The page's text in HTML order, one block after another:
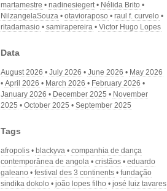
martamestre
nadinesiegert
Nélida Brito
NilzangelaSouza
otavioraposo
raul f. curvelo
ritadamasio
samirapereira Victor Hugo Lopes
Data
August 2026 July 2026 June 2026
May 2026
April 2026
March 2026
February 2026
January 2026
December 2025
November
2025
October 2025 September 2025
Tags
afropolis blackyva
companhia de dança
contemporânea de angola
cristãos
eduardo
galeano
festival des 3 continents
fundação
sindika dokolo
joão lopes filho
josé luiz tavares